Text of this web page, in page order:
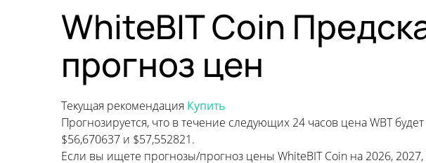
WhiteBIT Coin
прогноз цен
Текущая рекомендация Купить
Прогнозируется, что в течение следующих 24 часов цена WBT
$56,670637 и $57,552821.
Если вы ищете прогнозы/прогноз цены WhiteBIT Coin на 2026, 2027,